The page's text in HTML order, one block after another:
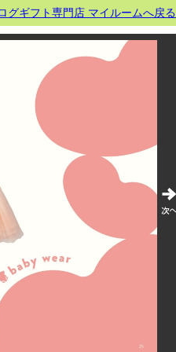
グギフト専門店 マイルームへ戻る